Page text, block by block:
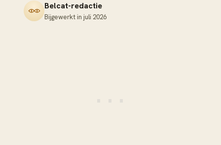
Belcat-redactie
Bijgewerkt in juli 2026